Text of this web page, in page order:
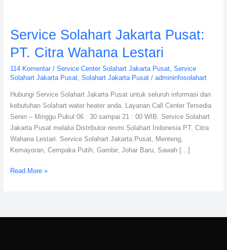
Service Solahart Jakarta Pusat:
PT. Citra Wahana Lestari
114 Komentar / Service Center Solahart Jakarta Pusat, Service
Solahart Jakarta Pusat, Solahart Jakarta Pusat/ admininfosolahart
Hubungi Service Solahart Jakarta Pusat untuk seluruh informasi dan
kebutuhan Solahart water heater anda. Layanan Call Center Tersedia
Senin – Minggu Pukul 06 : 30 sampai 21 : 00 WIB. Service Solahart
Jakarta Pusat melalui Distributor resmi Solahart Indonesia PT. Citra
Wahana Lestari. Service Solahart Jakarta Pusat, Menteng,
Kemayoran, Cempaka Putih, Gambir, Johar Baru, Sawah […]
Service
Solahart
Jakarta
Pusat:
PT.
Wahana
Lestari
Read More »